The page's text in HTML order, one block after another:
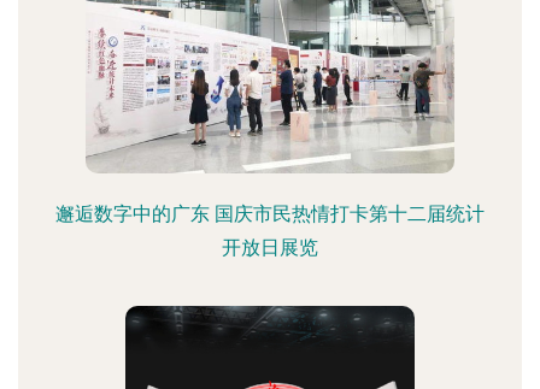
邂逅数字中的广东 国庆市民热情打卡第十二届统计
开放日展览